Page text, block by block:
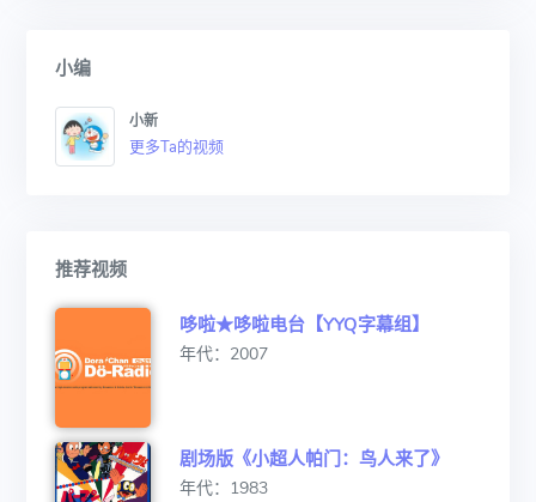
小编
小新
更多Ta的视频
推荐视频
哆啦★哆啦电台【YYQ字幕组】
年代：2007
剧场版《小超人帕门：鸟人来了》
年代：1983